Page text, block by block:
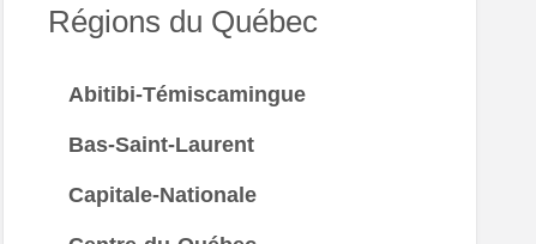
Régions du Québec
Abitibi-Témiscamingue
Bas-Saint-Laurent
Capitale-Nationale